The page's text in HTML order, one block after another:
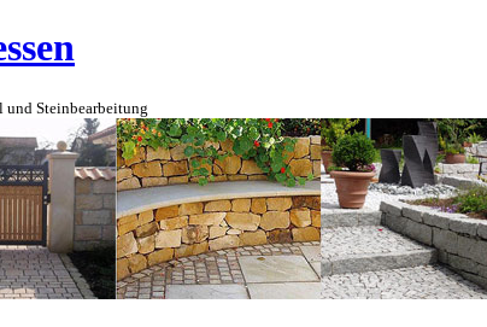
und Steinbearbeitung